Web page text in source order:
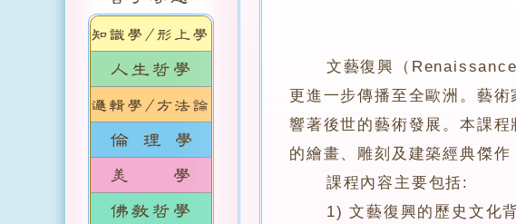
文藝復興（
更進一步傳播至全歐洲。藝
響著後世的藝術發展。本課
的繪畫、雕刻及建築經典傑
課程內容主要包括:
1) 文藝復興的歷史文化